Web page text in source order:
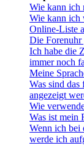
Wie kann ich
Wie kann ich
Online-Liste
Die Forenuhr
Ich habe die
immer noch
Meine
Was sind
angezeigt
Wie
Was ist mein
Wenn ich bei
werde ich